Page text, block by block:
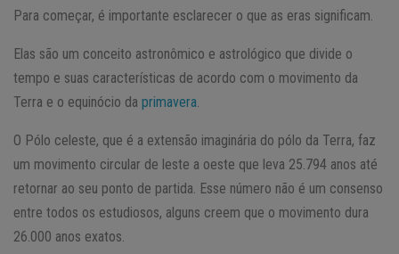
Para começar, é importante esclarecer o que as eras significam.
Elas são um conceito astronômico e astrológico que divide o
tempo e suas características de acordo com o movimento da
Terra e o equinócio da primavera
O Pólo celeste, que é a extensão imaginária do pólo da Terra, faz
um movimento circular de leste a oeste que leva 25.794 anos até
retornar ao seu ponto de partida. Esse número não é um consenso
entre todos os estudiosos, alguns creem que o movimento dura
26.000 anos exatos.